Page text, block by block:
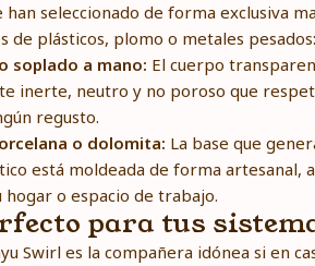
han seleccionado de forma exclusiva
plásticos, plomo o metales pesados:
soplado a mano: El cuerpo
inerte, neutro y no poroso que
regusto.
o dolomita: La base que
está moldeada de forma artesanal,
o espacio de trabajo.
para tus
Swirl es la compañera idónea si en